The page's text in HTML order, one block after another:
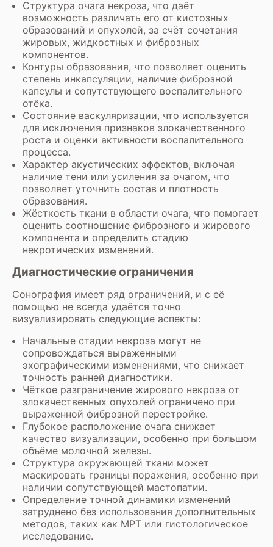
Структура очага некроза, что даёт
возможность различать его от кистозных
образований и опухолей, за счёт сочетания
жировых, жидкостных и фиброзных
компонентов.
Контуры образования, что позволяет оценить
степень инкапсуляции, наличие фиброзной
капсулы и сопутствующего воспалительного
отёка.
Состояние васкуляризации, что используется
для исключения признаков злокачественного
роста и оценки активности воспалительного
процесса.
Характер акустических эффектов, включая
наличие тени или усиления за очагом, что
позволяет уточнить состав и плотность
образования.
Жёсткость ткани в области очага, что помогает
оценить соотношение фиброзного и жирового
компонента и определить стадию
некротических изменений.
Диагностические ограничения
Сонография имеет ряд ограничений, и с её
помощью не всегда удаётся точно
визуализировать следующие аспекты:
Начальные стадии некроза могут не
сопровождаться выраженными
эхографическими изменениями, что снижает
точность ранней диагностики.
Чёткое разграничение жирового некроза от
злокачественных опухолей ограничено при
выраженной фиброзной перестройке.
Глубокое расположение очага снижает
качество визуализации, особенно при большом
объёме молочной железы.
Структура окружающей ткани может
маскировать границы поражения, особенно при
наличии сопутствующей мастопатии.
Определение точной динамики изменений
затруднено без использования дополнительных
методов, таких как МРТ или гистологическое
исследование.